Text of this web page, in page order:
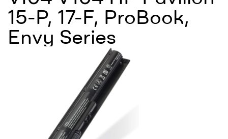
15-P, 17-F, ProBook,
Envy Series